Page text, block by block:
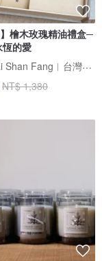
】檜木玫瑰精油禮盒─
恆的愛
檜山坊 Kuai Shan Fang︱台灣檜木香氛領導品牌，療癒森林
NT$ 1,380